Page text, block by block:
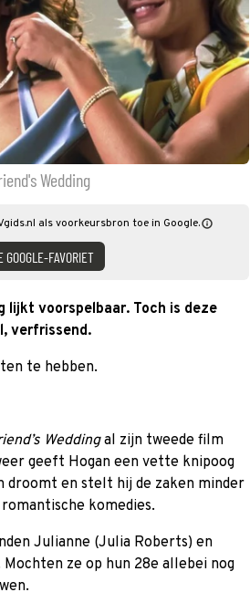
Wedding
als voorkeursbron toe in Google.
FAVORIET
lijkt voorspelbaar. Toch is deze
verfrissend.
te hebben.
Weddingal zijn tweede film
geeft Hogan een vette knipoog
droomt en stelt hij de zaken minder
komedies.
Julianne (Julia Roberts) en
ze op hun 28e allebei nog